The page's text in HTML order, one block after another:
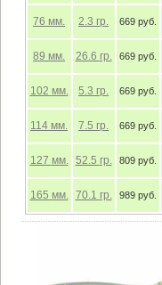
76 мм. 2.3 гр. 669 руб.
89 мм. 26.6 гр. 669 руб.
102 мм. 5.3 гр. 669 руб.
114 мм. 7.5 гр. 669 руб.
127 мм. 52.5 гр. 809 руб.
165 мм. 70.1 гр. 989 руб.